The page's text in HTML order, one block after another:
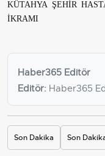
KÜTAHYA ŞEHİR
İKRAMI
Haber365 Editör
Editör: Haber365
Son Dakika Son